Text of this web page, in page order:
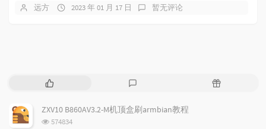
远方 2023 年 01 月 17 日 暂无评论
热
文
章
评
论
随
ZXV10 B860AV3.2-M机顶盒刷armbian教程
浏
574834